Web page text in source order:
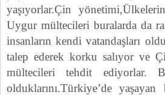
yaşıyorlar.Çin
Uygur mültecileri buralarda da
insanların kendi vatandaşları
talep ederek korku salıyor ve
mültecileri tehdit ediyorlar.
olduklarını.Türkiye’de